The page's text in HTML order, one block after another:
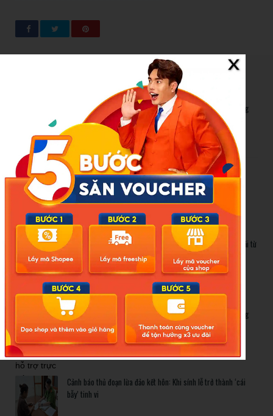
New Posts
Bão số 3 hình thành trên Biển Đông: Vì sao không ảnh hưởng
đất liền vẫn cần cảnh giác cao độ?
Cảnh báo thủ đoạn lừa đảo kết hôn: Khi sính lễ trở thành ‘cái
bẫy’ tinh vi
Gần 1.200 tỷ đồng xóa ‘mù bơi’ cho học sinh TP.HCM: Lời giải từ
chính sách hỗ trợ trực tiếp
Related Posts
Bão số 3 hình thành trên Biển Đông: Vì sao không ảnh hưởng
đất liền vẫn cần cảnh giác cao độ?
Cảnh báo thủ đoạn lừa đảo kết hôn: Khi sính lễ trở thành ‘cái
bẫy’ tinh vi